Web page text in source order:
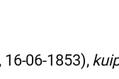
06-1853),